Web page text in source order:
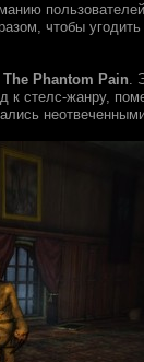
чтобы
Phantom Pain.
к стелс-жанру,